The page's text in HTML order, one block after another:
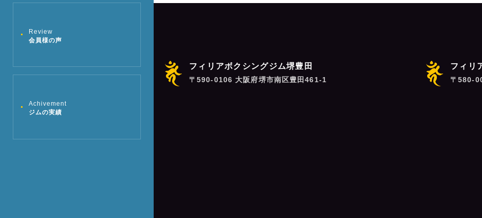
Review
会員様の声
Achivement
ジムの実績
ン
フィリアボクシングジム堺豊田
〒590-0106 大阪府堺市南区豊田461-1
フィリ
〒580-